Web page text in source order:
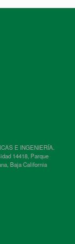
E INGENIERÍA.
14418, Parque
Baja California